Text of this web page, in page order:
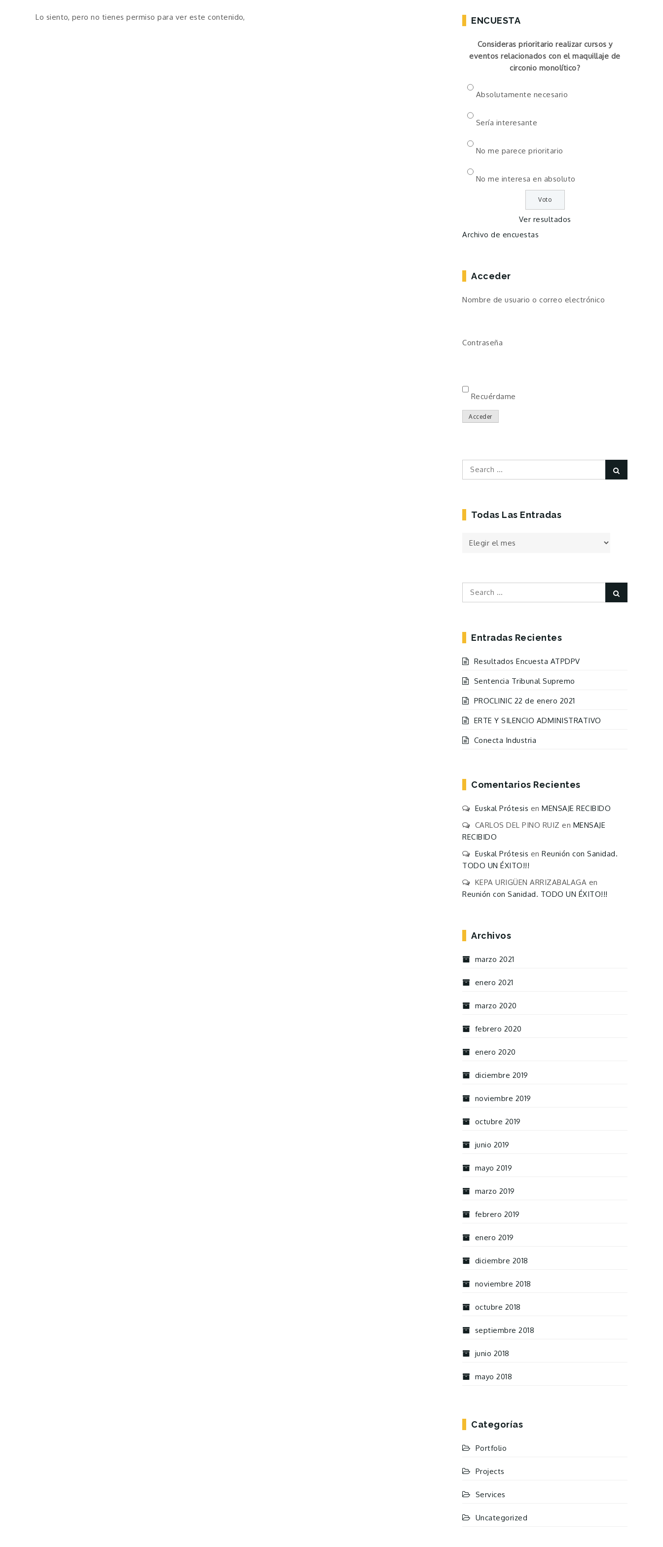
Lo siento, pero no tienes permiso para ver este contenido, ENCUESTA
Consideras prioritario realizar cursos y
eventos relacionados con el maquillaje de
circonio monolítico?
Absolutamente necesario
Sería interesante
No me parece prioritario
No me interesa en absoluto
Ver resultados
Archivo de encuestas
Acceder
Nombre de usuario o correo electrónico
Contraseña
Recuérdame
Acceder
Search
for:
Todas Las Entradas
Todas
Search
for:
Entradas Recientes
Resultados Encuesta ATPDPV
Sentencia Tribunal Supremo
PROCLINIC 22 de enero 2021
ERTE Y SILENCIO ADMINISTRATIVO
Conecta Industria
Comentarios Recientes
Euskal Prótesis en MENSAJE RECIBIDO
CARLOS DEL PINO RUIZ en MENSAJE
RECIBIDO
Euskal Prótesis en Reunión con Sanidad.
TODO UN ÉXITO!!!
KEPA URIGÜEN ARRIZABALAGA en
Reunión con Sanidad. TODO UN ÉXITO!!!
Archivos
marzo 2021
enero 2021
marzo 2020
febrero 2020
enero 2020
diciembre 2019
noviembre 2019
octubre 2019
junio 2019
mayo 2019
marzo 2019
febrero 2019
enero 2019
diciembre 2018
noviembre 2018
octubre 2018
septiembre 2018
junio 2018
mayo 2018
Categorías
Portfolio
Projects
Services
Uncategorized